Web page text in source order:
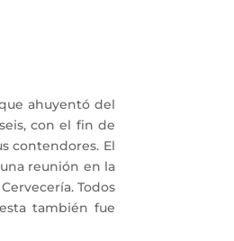
ahuyentó del
con el fin de
contendores. El
reunión en la
Todos
también fue